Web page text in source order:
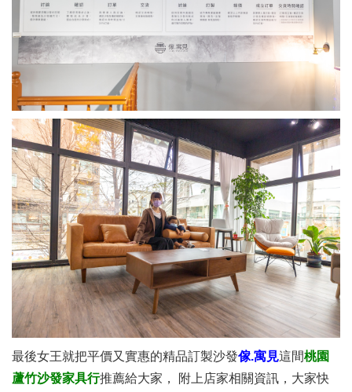
最後女王就把平價又實惠的精品訂製沙發傢.寓見這間桃園
蘆竹沙發家具行推薦給大家， 附上店家相關資訊，大家快